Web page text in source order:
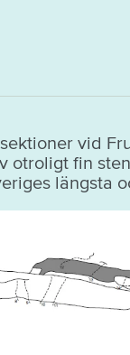
vid
otroligt fin
längsta